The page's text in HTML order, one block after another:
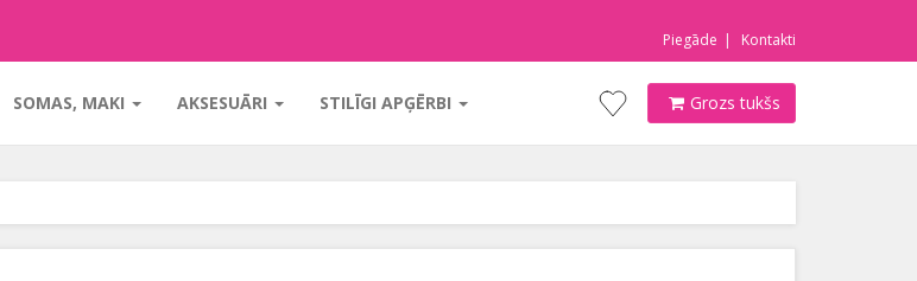
Piegāde Kontakti
SOMAS, MAKI AKSESUĀRI STILĪGI APĢĒRBI Grozs tukšs